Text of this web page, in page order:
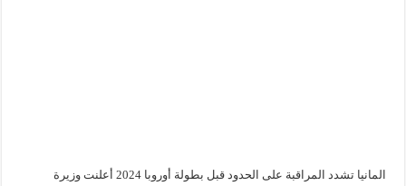
المانيا تشدد المراقبة على الحدود قبل بطولة أوروبا 2024 أعلنت وزيرة